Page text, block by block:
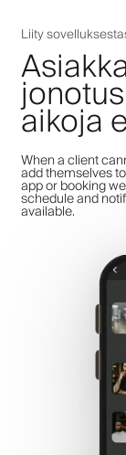
Liity
aikoja
When a client
add themselves
app or booking
schedule and
available.